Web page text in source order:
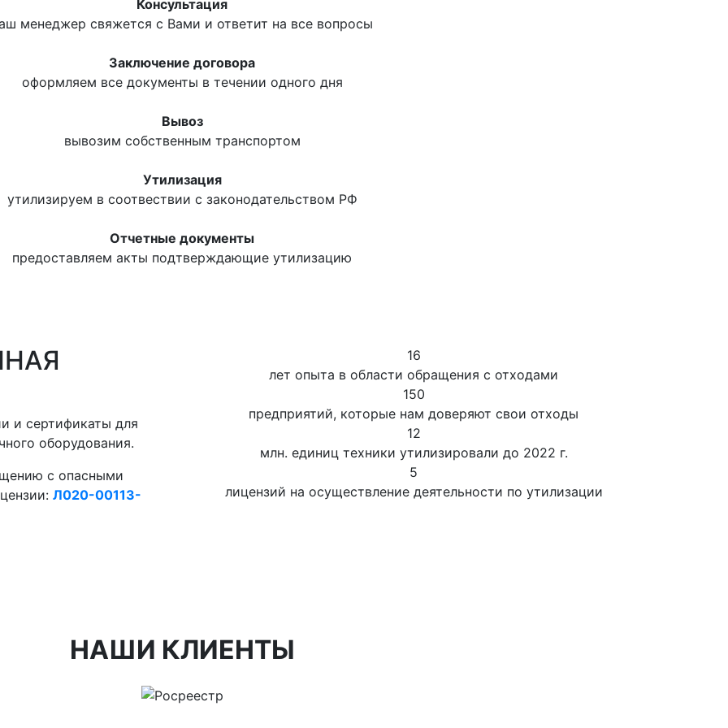
Консультация
менеджер свяжется с Вами и ответит на все вопросы
Заключение договора
оформляем все документы в течении одного дня
Вывоз
вывозим собственным транспортом
Утилизация
утилизируем в соотвествии с законодательством РФ
Отчетные документы
предоставляем акты подтверждающие утилизацию
и сертификаты для
оборудования.
с опасными
Л020-00113-
16
лет опыта в области обращения с отходами
150
предприятий, которые нам доверяют свои отходы
12
млн. единиц техники утилизировали до 2022 г.
5
лицензий на осуществление деятельности по утилизации
НАШИ КЛИЕНТЫ